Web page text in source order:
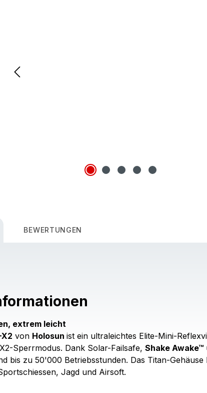
BEWERTUNGEN
extrem leicht
von Holosun ist ein ultraleichtes Elite-Mini-
Sperrmodus. Dank Solar-Failsafe, Shake Awake™
bis zu 50'000 Betriebsstunden. Das Titan-
Jagd und Airsoft.